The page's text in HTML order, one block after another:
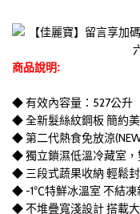
商品說明:
◆ 有效內容量：527公升
◆ 全新髮絲紋鋼板 簡約
◆ 第二代熱食免放涼
◆ 獨立鎖濕低溫冷藏室
◆ 三段式蔬果收納 輕鬆
◆ -1℃特鮮冰溫室 不結凍
◆ 不堆疊寬淺設計 搭載